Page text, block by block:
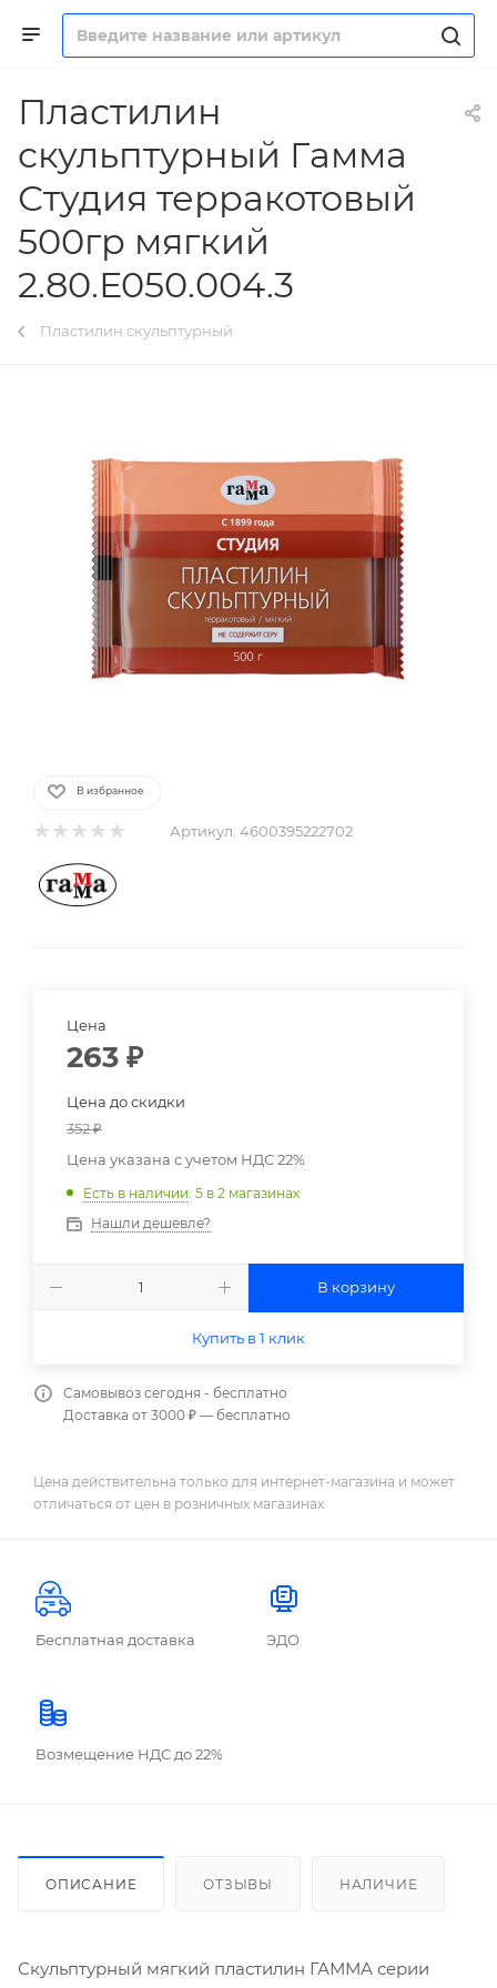
Пластилин
скульптурный Гамма
Студия терракотовый
500гр мягкий
2.80.Е050.004.3
Пластилин скульптурный
В избранное
Артикул: 4600395222702
Цена
263 ₽
Цена до скидки
352₽
Цена указана с учетом НДС 22%
Есть в наличии: 5 в 2 магазинах
Нашли дешевле?
В корзину
Купить в 1 клик
Самовывоз сегодня - бесплатно
Доставка от 3000 ₽ — бесплатно
Цена действительна только для интернет-магазина и может
отличаться от цен в розничных магазинах
Бесплатная доставка ЭДО
Возмещение НДС до 22%
ОПИСАНИЕ ОТЗЫВЫ НАЛИЧИЕ
Скульптурный мягкий пластилин ГАММА серии